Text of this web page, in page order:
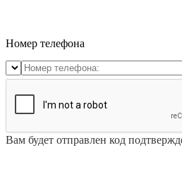
Номер телефона
Вам будет отправлен код